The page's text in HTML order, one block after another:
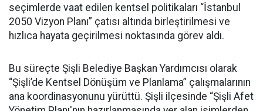
seçimlerde vaat edilen kentsel politikaları “İstanbul
2050 Vizyon Planı” çatısı altında birleştirilmesi ve
hızlıca hayata geçirilmesi noktasında görev aldı.
Bu süreçte Şişli Belediye Başkan Yardımcısı olarak
“Şişli’de Kentsel Dönüşüm ve Planlama” çalışmalarının
ana koordinasyonunu yürüttü. Şişli ilçesinde “Şişli Afet